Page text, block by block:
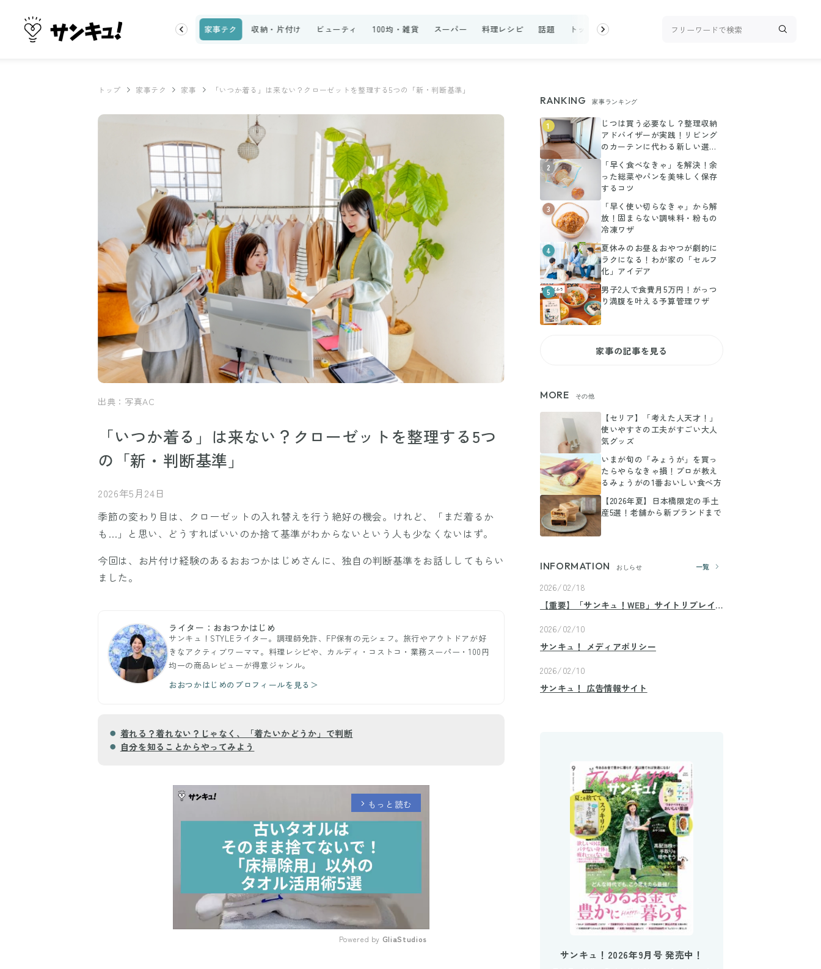
話題 トップ 新着 ランキング お金 家事テク 収納・片付け ビューティ 100均・雑貨 スーパー 料理レシピ 話題 トップ ランキング お金 家事テク 収納・片付
トップ 家事テク 家事 「いつか着る」は来ない？クローゼットを整理する5つの「新・判断基準」
出典：写真AC
「いつか着る」は来ない？クローゼットを整理する5つ
の「新・判断基準」
2026年5月24日
季節の変わり目は、クローゼットの入れ替えを行う絶好の機会。けれど、「まだ着るか
も…」と思い、どうすればいいのか捨て基準がわからないという人も少なくないはず。
今回は、お片付け経験のあるおおつかはじめさんに、独自の判断基準をお話ししてもらい
ました。
ライター：おおつかはじめ
サンキュ！STYLEライター。調理師免許、FP保有の元シェフ。旅行やアウトドアが好
きなアクティブワーママ。料理レシピや、カルディ・コストコ・業務スーパー・100円
均一の商品レビューが得意ジャンル。
おおつかはじめのプロフィールを見る＞
着れる？着れない？じゃなく、「着たいかどうか」で判断
自分を知ることからやってみよう
arrow_forward_ios もっと読む
Powered by GliaStudios
RANKING 家事ランキング
1
じつは買う必要なし？整理収納
アドバイザーが実践！リビング
のカーテンに代わる新しい選択
2
「早く食べなきゃ」を解決！余
った総菜やパンを美味しく保存
するコツ
3
「早く使い切らなきゃ」から解
放！固まらない調味料・粉もの
冷凍ワザ
4
夏休みのお昼＆おやつが劇的に
ラクになる！わが家の「セルフ
化」アイデア
5
男子2人で食費月5万円！がっつ
り満腹を叶える予算管理ワザ
家事の記事を見る
MORE その他
【セリア】「考えた人天才！」
使いやすさの工夫がすごい大人
気グッズ
いまが旬の「みょうが」を買っ
たらやらなきゃ損！プロが教え
るみょうがの1番おいしい食べ方
【2026年夏】日本橋限定の手土
産5選！老舗から新ブランドまで
INFORMATION おしらせ 一覧
2026/02/18
【重要】「サンキュ！WEB」サイトリプレイ
2026/02/10
サンキュ！ メディアポリシー
2026/02/10
サンキュ！ 広告情報サイト
サンキュ！2026年9月号 発売中！